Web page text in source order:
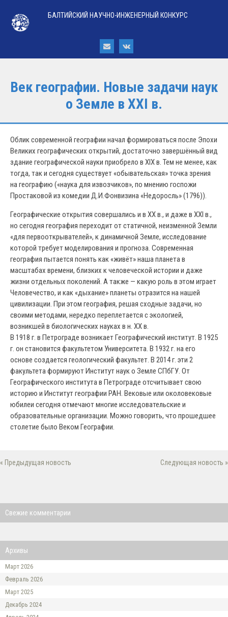
БАЛТИЙСКИЙ НАУЧНО-ИНЖЕНЕРНЫЙ КОНКУРС
Век географии. Новые задачи наук
о Земле в XXI в.
Облик современной географии начал формироваться после Эпохи
Великих географических открытий, достаточно завершённый вид
здание географической науки приобрело в XIX в. Тем не менее, как
тогда, так и сегодня существует «обывательская» точка зрения
на географию («наука для извозчиков», по мнению госпожи
Простаковой из комедии Д.И.Фонвизина «Недоросль» (1796)).
Географические открытия совершались и в XX в., и даже в XXI в.,
но сегодня география переходит от статичной, неизменной Земли
«для первооткрывателей», к динамичной Земле, исследование
которой требует моделирования и прогноза. Современная
география пытается понять как «живёт» наша планета в
масштабах времени, близких к человеческой истории и даже
жизни отдельных поколений. А также — какую роль в этом играет
Человечество, и как «дыхание» планеты отразится на нашей
цивилизации. При этом география, решая сходные задачи, но
своими методами, нередко переплетается с экологией,
возникшей в биологических науках в н. XX в.
В 1918 г. в Петрограде возникает Географический институт. В 1925
г. он становится факультетом Университета. В 1932 г. на его
основе создается геологический факультет. В 2014 г. эти 2
факультета формируют Институт наук о Земле СПбГУ. От
Географического института в Петрограде отсчитывает свою
историю и Институт географии РАН. Вековые или околовековые
юбилеи сегодня отмечают многие исследовательские и
образовательные организации. Можно говорить, что прошедшее
столетие было Веком Географии.
« Предыдущая новость Следующая новость »
Свежие комментарии
Архивы
Март 2026
Февраль 2026
Март 2025
Декабрь 2024